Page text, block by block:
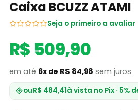
Caixa BCUZZ ATAMI
Seja o primeiro a avaliar
R$ 509,90
em até 6x de R$ 84,98 sem juros
ouR$ 484,41à vista no Pix · 5%